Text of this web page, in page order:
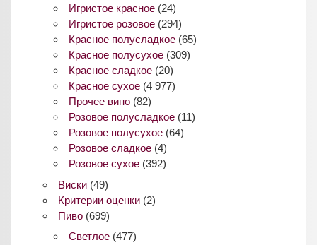
Игристое красное (24)
Игристое розовое (294)
Красное полусладкое (65)
Красное полусухое (309)
Красное сладкое (20)
Красное сухое (4 977)
Прочее вино (82)
Розовое полусладкое (11)
Розовое полусухое (64)
Розовое сладкое (4)
Розовое сухое (392)
Виски(49)
Критерии оценки(2)
Пиво(699)
Светлое (477)